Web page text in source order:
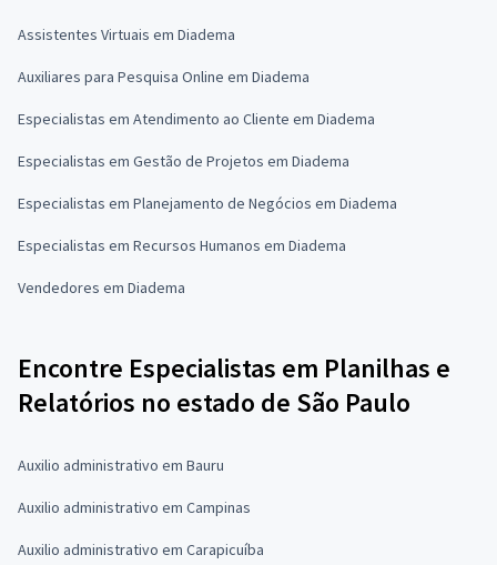
Assistentes Virtuais em Diadema
Auxiliares para Pesquisa Online em Diadema
Especialistas em Atendimento ao Cliente em Diadema
Especialistas em Gestão de Projetos em Diadema
Especialistas em Planejamento de Negócios em Diadema
Especialistas em Recursos Humanos em Diadema
Vendedores em Diadema
Encontre Especialistas em Planilhas e
Relatórios no estado de São Paulo
Auxilio administrativo em Bauru
Auxilio administrativo em Campinas
Auxilio administrativo em Carapicuíba